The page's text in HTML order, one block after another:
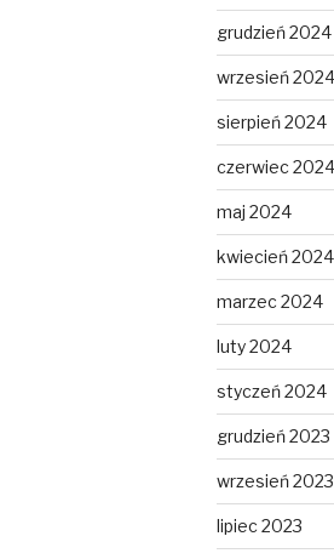
grudzień 2024
wrzesień 2024
sierpień 2024
czerwiec 2024
maj 2024
kwiecień 2024
marzec 2024
luty 2024
styczeń 2024
grudzień 2023
wrzesień 2023
lipiec 2023